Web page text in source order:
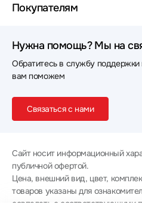
Покупателям
Нужна помощь? Мы на
Обратитесь в службу поддержки
вам поможем
Связаться с нами
Сайт носит информационный
публичной офертой.
Цена, внешний вид, цвет,
товаров указаны для